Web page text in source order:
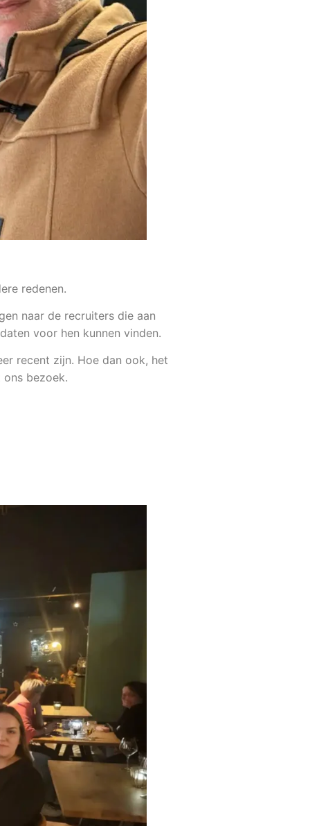
redenen.
naar de recruiters die aan
voor hen kunnen vinden.
recent zijn. Hoe dan ook, het
bezoek.